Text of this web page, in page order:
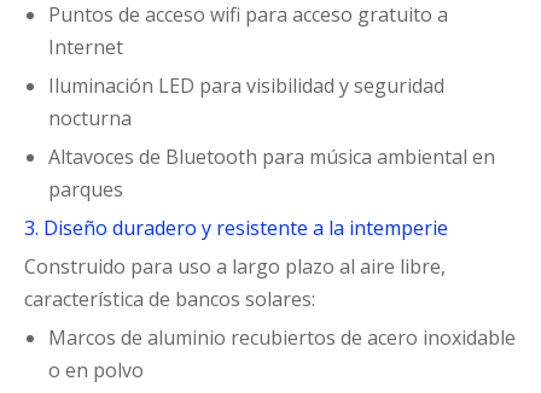
Puntos de acceso wifi para acceso gratuito a
Internet
Iluminación LED para visibilidad y seguridad
nocturna
Altavoces de Bluetooth para música ambiental en
parques
3. Diseño duradero y resistente a la intemperie
Construido para uso a largo plazo al aire libre,
característica de bancos solares:
Marcos de aluminio recubiertos de acero inoxidable
o en polvo